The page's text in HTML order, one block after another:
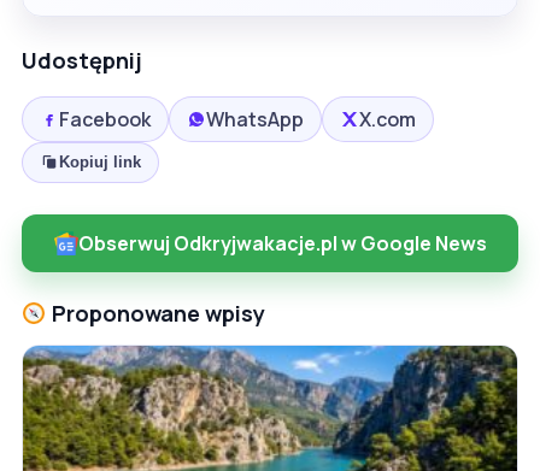
Udostępnij
Facebook WhatsApp X.com
Kopiuj link
Obserwuj Odkryjwakacje.pl w Google News
Proponowane wpisy